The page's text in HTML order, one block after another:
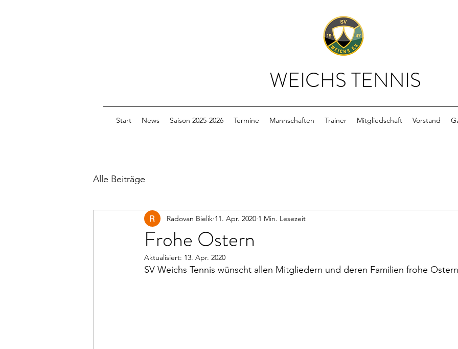
WEICHS TENNIS
Start News Saison 2025-2026 Termine Mannschaften Trainer Mitgliedschaft Vorstand
Alle Beiträge
Frohe Ostern
Radovan Bielik 11. Apr. 2020 1 Min. Lesezeit
Aktualisiert: 13. Apr. 2020
SV Weichs Tennis wünscht allen Mitgliedern und deren Familien frohe